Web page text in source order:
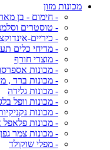
מכונות מזון
- חימום - בן
- טוסטרים
- כיריים-
- מדיחי כלים
- מוצרי חורף
- מכונות
- מכונות ברד ,
- מכונות גלידה
- מכונות וופל
- מכונות
- מכונות פלאפל
- מכונות צמר
- מפלי שוקולד